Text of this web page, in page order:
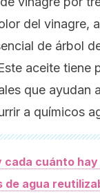
del vinagre,
de árbol
aceite tiene
que ayudan
a químicos
cada cuánto
de agua